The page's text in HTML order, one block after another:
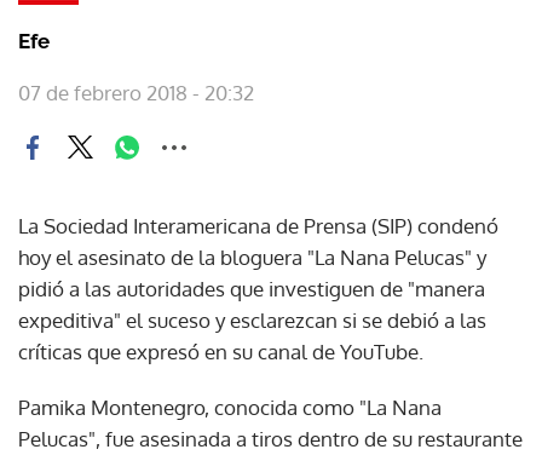
Efe
07 de febrero 2018 - 20:32
La Sociedad Interamericana de Prensa (SIP) condenó
hoy el asesinato de la bloguera "La Nana Pelucas" y
pidió a las autoridades que investiguen de "manera
expeditiva" el suceso y esclarezcan si se debió a las
críticas que expresó en su canal de YouTube.
Pamika Montenegro, conocida como "La Nana
Pelucas", fue asesinada a tiros dentro de su restaurante